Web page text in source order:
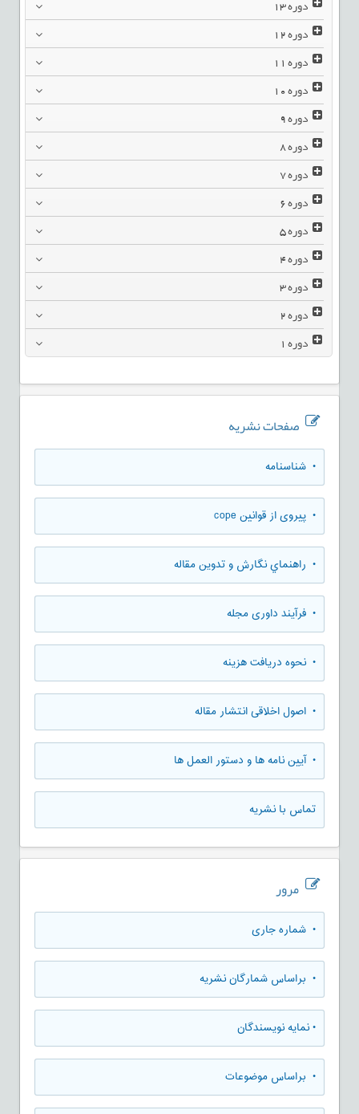
دوره13
دوره12
دوره11
دوره10
دوره9
دوره8
دوره7
دوره6
دوره5
دوره4
دوره3
دوره2
دوره1
صفحات نشریه
• شناسنامه
• پیروی از قوانین cope
• راهنماي نگارش و تدوين مقاله
• فرآیند داوری مجله
• نحوه دریافت هزینه
• اصول اخلاقی انتشار مقاله
• آیین نامه ها و دستور العمل ها
تماس با نشریه
مرور
• شماره جاری
• براساس شمارگان نشریه
•نمایه نویسندگان
• براساس موضوعات